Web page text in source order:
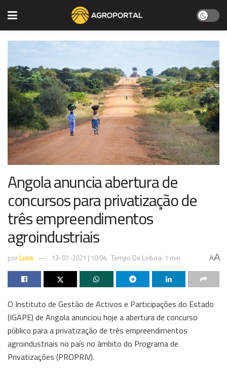
Angola anuncia abertura de
concursos para privatização de
três empreendimentos
agroindustriais
por Lusa 13-07-2021 | 10:04 Tempo De Leitura: 1 min AA
O Instituto de Gestão de Activos e Participações do Estado
(IGAPE) de Angola anunciou hoje a abertura de concurso
público para a privatização de três empreendimentos
agroindustriais no país no âmbito do Programa de
Privatizações (PROPRIV).